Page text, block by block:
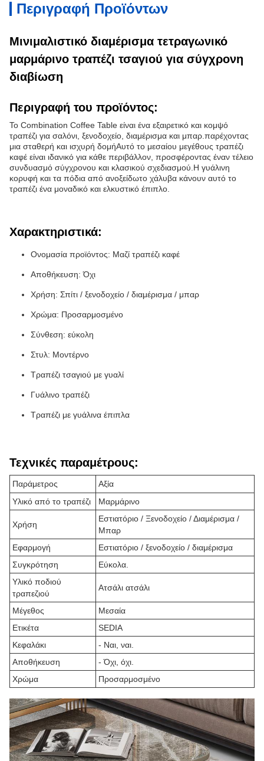
Περιγραφή Προϊόντων
Μινιμαλιστικό διαμέρισμα τετραγωνικό
μαρμάρινο τραπέζι τσαγιού για σύγχρονη
διαβίωση
Περιγραφή του προϊόντος:
Το Combination Coffee Table είναι ένα εξαιρετικό και κομψό
τραπέζι για σαλόνι, ξενοδοχείο, διαμέρισμα και μπαρ.παρέχοντας
μια σταθερή και ισχυρή δομήΑυτό το μεσαίου μεγέθους τραπέζι
καφέ είναι ιδανικό για κάθε περιβάλλον, προσφέροντας έναν τέλειο
συνδυασμό σύγχρονου και κλασικού σχεδιασμού.Η γυάλινη
κορυφή και τα πόδια από ανοξείδωτο χάλυβα κάνουν αυτό το
τραπέζι ένα μοναδικό και ελκυστικό έπιπλο.
Χαρακτηριστικά:
Ονομασία προϊόντος: Μαζί τραπέζι καφέ
Αποθήκευση: Όχι
Χρήση: Σπίτι / ξενοδοχείο / διαμέρισμα / μπαρ
Χρώμα: Προσαρμοσμένο
Σύνθεση: εύκολη
Στυλ: Μοντέρνο
Τραπέζι τσαγιού με γυαλί
Γυάλινο τραπέζι
Τραπέζι με γυάλινα έπιπλα
Τεχνικές παραμέτρους:
Παράμετρος
Αξία
Υλικό από το τραπέζι
Μαρμάρινο
Χρήση
Εστιατόριο / Ξενοδοχείο / Διαμέρισμα /
Μπαρ
Εφαρμογή
Εστιατόριο / ξενοδοχείο / διαμέρισμα
Συγκρότηση
Εύκολα.
Υλικό ποδιού
τραπεζιού
Ατσάλι ατσάλι
Μέγεθος
Μεσαία
Ετικέτα
SEDIA
Κεφαλάκι
- Ναι, ναι.
Αποθήκευση
- Όχι, όχι.
Χρώμα
Προσαρμοσμένο